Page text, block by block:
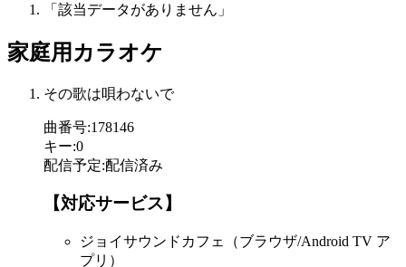
「該当データがありません」
家庭用カラオケ
その歌は唄わないで
曲番号:178146
キー:0
配信予定:配信済み
【対応サービス】
ジョイサウンドカフェ（ブラウザ/Android TV ア
プリ）